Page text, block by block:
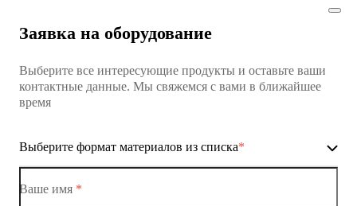
Заявка на оборудование
Выберите все интересующие продукты и оставьте ваши
контактные данные. Мы свяжемся с вами в ближайшее
время
Выберите формат материалов из списка*
Ваше имя *